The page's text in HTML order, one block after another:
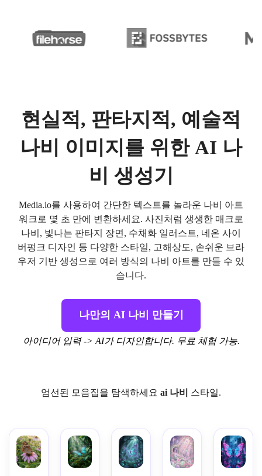
현실적, 판타지적, 예술적
나비 이미지를 위한 AI 나
비 생성기
Media.io를 사용하여 간단한 텍스트를 놀라운 나비 아트
워크로 몇 초 만에 변환하세요. 사진처럼 생생한 매크로
나비, 빛나는 판타지 장면, 수채화 일러스트, 네온 사이
버펑크 디자인 등 다양한 스타일, 고해상도, 손쉬운 브라
우저 기반 생성으로 여러 방식의 나비 아트를 만들 수 있
습니다.
나만의 AI 나비 만들기
아이디어 입력 -> AI가 디자인합니다. 무료 체험 가능.
엄선된 모음집을 탐색하세요 ai 나비 스타일.